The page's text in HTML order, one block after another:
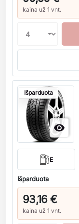
kaina už 1 vnt.
Išparduota

E
Išparduota
93,16 €
kaina už 1 vnt.
Kiekis